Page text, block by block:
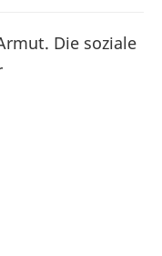
Die soziale